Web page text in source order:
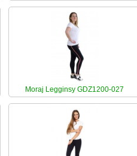
Moraj Legginsy GDZ1200-027